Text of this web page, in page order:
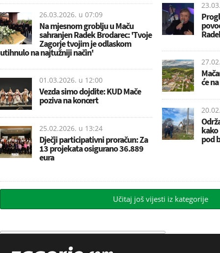
26.03.2026. u 07:09
Na mjesnom groblju u Maču
sahranjen Radek Brodarec: 'Tvoje
Zagorje tvojim je odlaskom
utihnulo na najtužniji način'
01.03.2026. u 12:00
Vezda simo dojdite: KUD Mače
poziva na koncert
25.02.2026. u 13:24
Dječji participativni proračun: Za
13 projekata osigurano 36.889
eura
će
kako
pod
Učitaj još vijesti iz kategorije